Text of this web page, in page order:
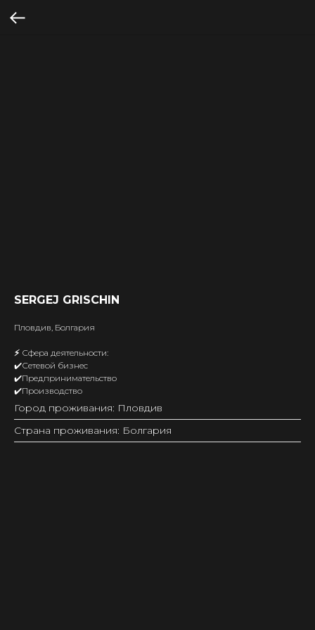
SERGEJ GRISCHIN
Пловдив, Болгария
⚡️ Сфера деятельности:
✔️Сетевой бизнес
✔️Предпринимательство
✔️Производство
Город проживания: Пловдив
Страна проживания: Болгария